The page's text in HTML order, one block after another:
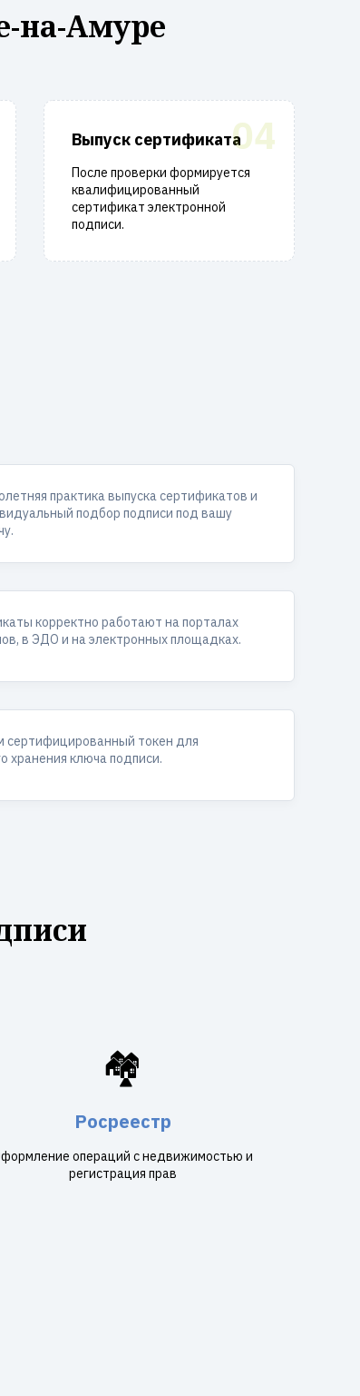
на-Амуре
04
Выпуск сертификата
После проверки формируется
квалифицированный
сертификат электронной
подписи.
практика выпуска сертификатов и
подбор подписи под вашу
корректно работают на порталах
в ЭДО и на электронных площадках.
токен для
хранения ключа подписи.
🏘️
Росреестр
операций с недвижимостью и
регистрация прав